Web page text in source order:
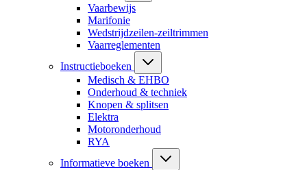
Vaarbewijs
Marifonie
Wedstrijdzeilen-zeiltrimmen
Vaarreglementen
Instructieboeken
Medisch & EHBO
Onderhoud & techniek
Knopen & splitsen
Elektra
Motoronderhoud
RYA
Informatieve boeken